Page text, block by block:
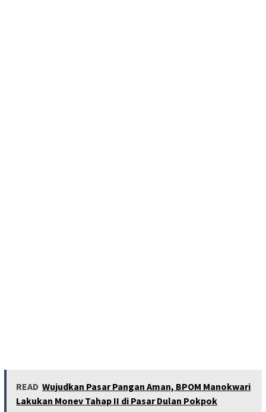
READ Wujudkan Pasar Pangan Aman, BPOM Manokwari
Lakukan Monev Tahap II di Pasar Dulan Pokpok